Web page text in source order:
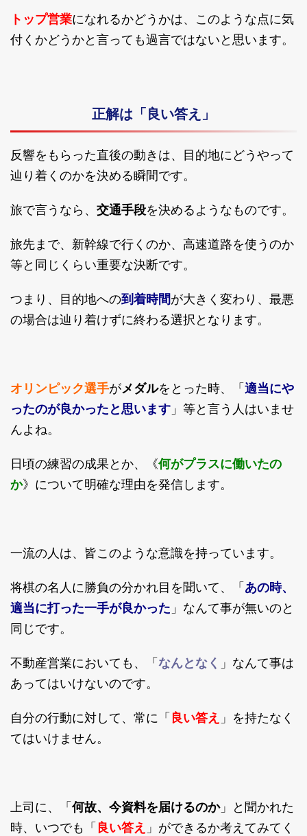
トップ営業になれるかどうかは、このような点に気
付くかどうかと言っても過言ではないと思います。
正解は「良い答え」
反響をもらった直後の動きは、目的地にどうやって
辿り着くのかを決める瞬間です。
旅で言うなら、 交通手段を決めるようなものです。
旅先まで、新幹線で行くのか、高速道路を使うのか
等と同じくらい重要な決断です。
つまり、目的地への到着時間が大きく変わり、最悪
の場合は辿り着けずに終わる選択となります。
オリンピック選手がメダルをとった時、「 適当にや
ったのが良かったと思います 」等と言う人はいませ
んよね。
日頃の練習の成果とか、《何がプラスに働いたの
か》について明確な理由を発信します。
一流の人は、皆このような意識を持っています。
将棋の名人に勝負の分かれ目を聞いて、「 あの時、
適当に打った一手が良かった 」なんて事が無いのと
同じです。
不動産営業においても、「 なんとなく 」なんて事は
あってはいけないのです。
自分の行動に対して、常に「 良い答え 」を持たなく
てはいけません。
上司に、「 何故、今資料を届けるのか」と聞かれた
時、いつでも「 良い答え 」ができるか考えてみてく